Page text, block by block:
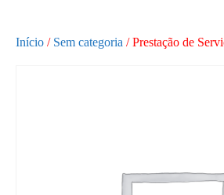
Academia Pedro
Início / Sem categoria / Prestação de